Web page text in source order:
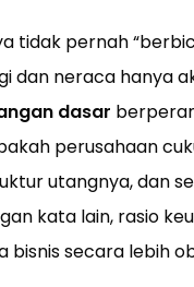
tidak pernah
dan neraca hanya
dasar
perusahaan
utangnya, dan
kata lain, rasio
bisnis secara lebih